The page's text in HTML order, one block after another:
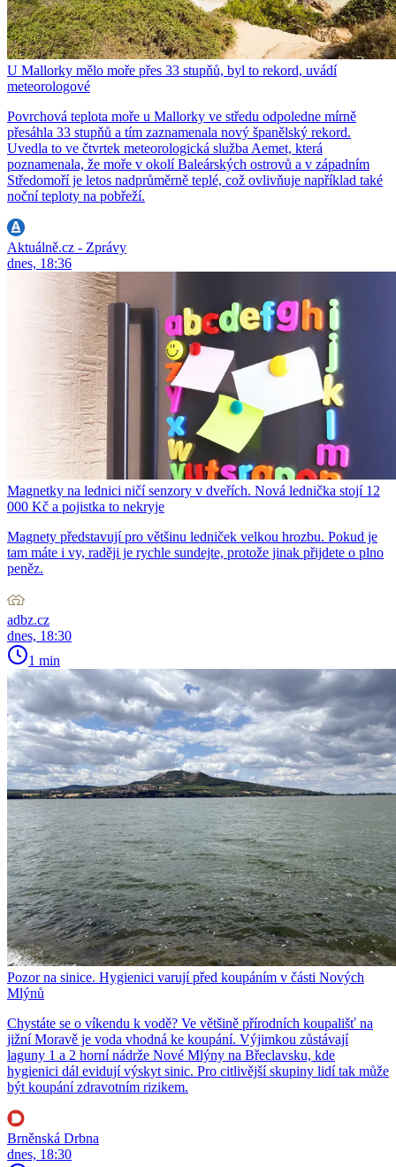
U Mallorky mělo moře přes 33 stupňů, byl to rekord, uvádí
meteorologové
Povrchová teplota moře u Mallorky ve středu odpoledne mírně
přesáhla 33 stupňů a tím zaznamenala nový španělský rekord.
Uvedla to ve čtvrtek meteorologická služba Aemet, která
poznamenala, že moře v okolí Baleárských ostrovů a v západním
Středomoří je letos nadprůměrně teplé, což ovlivňuje například také
noční teploty na pobřeží.
Aktuálně.cz - Zprávy
dnes, 18:36
Magnetky na lednici ničí senzory v dveřích. Nová lednička stojí 12
000 Kč a pojistka to nekryje
Magnety představují pro většinu ledniček velkou hrozbu. Pokud je
tam máte i vy, raději je rychle sundejte, protože jinak přijdete o plno
peněz.
adbz.cz
dnes, 18:30
1 min
Pozor na sinice. Hygienici varují před koupáním v části Nových
Mlýnů
Chystáte se o víkendu k vodě? Ve většině přírodních koupališť na
jižní Moravě je voda vhodná ke koupání. Výjimkou zůstávají
laguny 1 a 2 horní nádrže Nové Mlýny na Břeclavsku, kde
hygienici dál evidují výskyt sinic. Pro citlivější skupiny lidí tak může
být koupání zdravotním rizikem.
Brněnská Drbna
dnes, 18:30